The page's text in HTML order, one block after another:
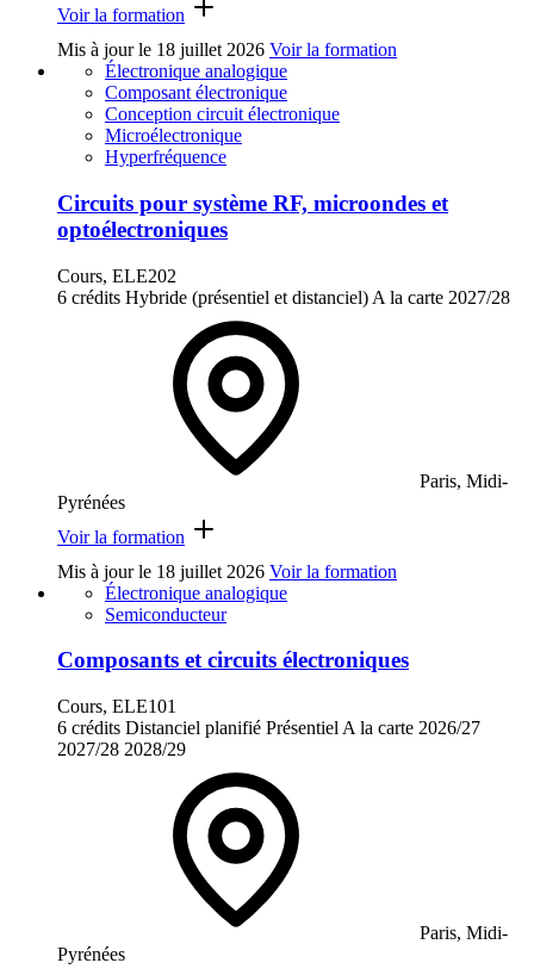
Voir la formation
Mis à jour le 18 juillet 2026 Voir la formation
Électronique analogique
Composant électronique
Conception circuit électronique
Microélectronique
Hyperfréquence
Circuits pour système RF, microondes et
optoélectroniques
Cours, ELE202
6 crédits Hybride (présentiel et distanciel) A la carte 2027/28
Paris, Midi-
Pyrénées
Voir la formation
Mis à jour le 18 juillet 2026 Voir la formation
Électronique analogique
Semiconducteur
Composants et circuits électroniques
Cours, ELE101
6 crédits Distanciel planifié Présentiel A la carte 2026/27
2027/28 2028/29
Paris, Midi-
Pyrénées